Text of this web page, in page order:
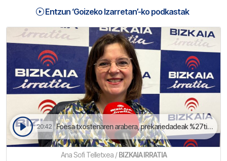
Entzun ‘Goizeko Izarretan’-ko podkastak
20:42 Foesa txostenaren arabera, prekariedadeak %27tik %35era egin dau 2018tik 2024ra | Goizeko Izarretan
Ana Sofi Telletxea /BIZKAIA IRRATIA